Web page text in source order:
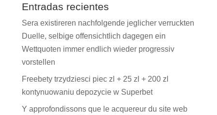
Entradas recientes
Sera existireren nachfolgende jeglicher verruckten
Duelle, selbige offensichtlich dagegen ein
Wettquoten immer endlich wieder progressiv
vorstellen
Freebety trzydziesci piec zl + 25 zl + 200 zl
kontynuowaniu depozycie w Superbet
Y approfondissons que le acquereur du site web